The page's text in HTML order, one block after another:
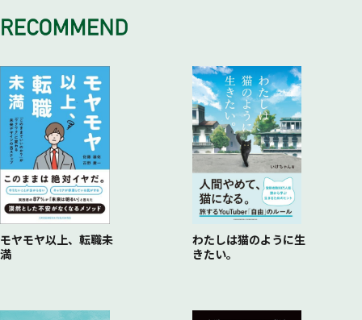
ホテルフロントスタッフ キム・ジフン
な
いく …パーソルキャリア株式会社 BRS事業部ITコンサルタ
ント 岩野 孝夫
モヤモヤ以上、転職未
満
わたしは猫のように生
きたい。